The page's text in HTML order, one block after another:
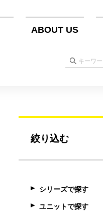
ABOUT US
絞り込む
シリーズで探す
ユニットで探す